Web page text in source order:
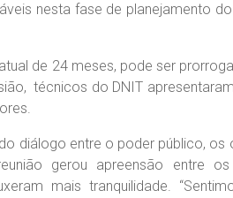
nesta fase de planejamento
de 24 meses, pode ser
técnicos do DNIT
diálogo entre o poder público, os
gerou apreensão entre
mais tranquilidade.